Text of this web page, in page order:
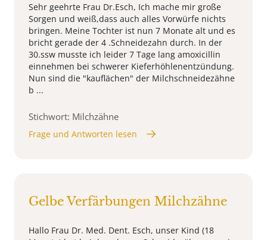
Sehr geehrte Frau Dr.Esch, Ich mache mir große
Sorgen und weiß,dass auch alles Vorwürfe nichts
bringen. Meine Tochter ist nun 7 Monate alt und es
bricht gerade der 4 .Schneidezahn durch. In der
30.ssw musste ich leider 7 Tage lang amoxicillin
einnehmen bei schwerer Kieferhöhlenentzündung.
Nun sind die "kauflächen" der Milchschneidezähne
b ...
Stichwort: Milchzähne
Frage und Antworten lesen
Gelbe Verfärbungen Milchzähne
Hallo Frau Dr. Med. Dent. Esch, unser Kind (18